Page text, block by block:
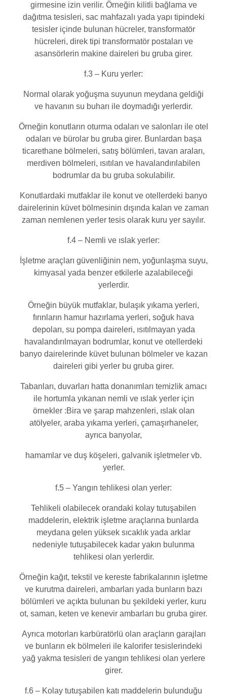
girmesine izin verilir. Örneğin kilitli bağlama ve
dağıtma tesisleri, sac mahfazalı yada yapı tipindeki
tesisler içinde bulunan hücreler, transformatör
hücreleri, direk tipi transformatör postaları ve
asansörlerin makine daireleri bu gruba girer.
f.3 – Kuru yerler:
Normal olarak yoğuşma suyunun meydana geldiği
ve havanın su buharı ile doymadığı yerlerdir.
Örneğin konutların oturma odaları ve salonları ile otel
odaları ve bürolar bu gruba girer. Bunlardan başa
ticarethane bölmeleri, satış bölümleri, tavan araları,
merdiven bölmeleri, ısıtılan ve havalandırılabilen
bodrumlar da bu gruba sokulabilir.
Konutlardaki mutfaklar ile konut ve otellerdeki banyo
dairelerinin küvet bölmesinin dışında kalan ve zaman
zaman nemlenen yerler tesis olarak kuru yer sayılır.
f.4 – Nemli ve ıslak yerler:
İşletme araçları güvenliğinin nem, yoğunlaşma suyu,
kimyasal yada benzer etkilerle azalabileceği
yerlerdir.
Örneğin büyük mutfaklar, bulaşık yıkama yerleri,
fırınların hamur hazırlama yerleri, soğuk hava
depoları, su pompa daireleri, ısıtılmayan yada
havalandırılmayan bodrumlar, konut ve otellerdeki
banyo dairelerinde küvet bulunan bölmeler ve kazan
daireleri gibi yerler bu gruba girer.
Tabanları, duvarları hatta donanımları temizlik amacı
ile hortumla yıkanan nemli ve ıslak yerler için
örnekler :Bira ve şarap mahzenleri, ıslak olan
atölyeler, araba yıkama yerleri, çamaşırhaneler,
ayrıca banyolar,
hamamlar ve duş köşeleri, galvanik işletmeler vb.
yerler.
f.5 – Yangın tehlikesi olan yerler:
Tehlikeli olabilecek orandaki kolay tutuşabilen
maddelerin, elektrik işletme araçlarına bunlarda
meydana gelen yüksek sıcaklık yada arklar
nedeniyle tutuşabilecek kadar yakın bulunma
tehlikesi olan yerlerdir.
Örneğin kağıt, tekstil ve kereste fabrikalarının işletme
ve kurutma daireleri, ambarları yada bunların bazı
bölümleri ve açıkta bulunan bu şekildeki yerler, kuru
ot, saman, keten ve kenevir ambarları bu gruba girer.
Ayrıca motorları karbüratörlü olan araçların garajları
ve bunların ek bölmeleri ile kalorifer tesislerindeki
yağ yakma tesisleri de yangın tehlikesi olan yerlere
girer.
f.6 – Kolay tutuşabilen katı maddelerin bulunduğu